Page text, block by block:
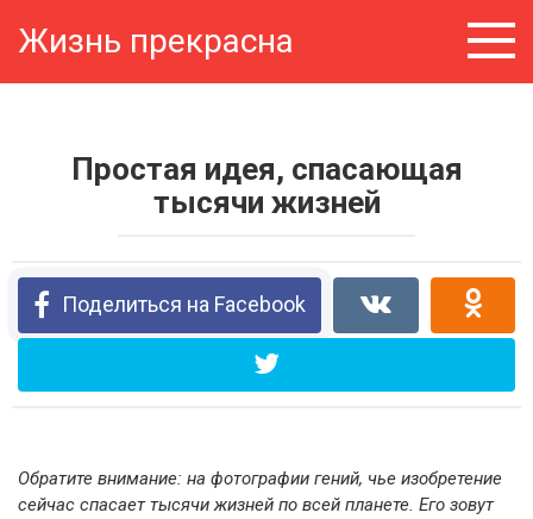
Жизнь прекрасна
Простая идея, спасающая
тысячи жизней
Поделиться на Facebook
Обратите внимание: на фотографии гений, чье изобретение
сейчас спасает тысячи жизней по всей планете. Его зовут